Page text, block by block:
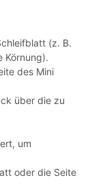
(z. B.
Körnung).
des Mini
über die zu
um
oder die Seite